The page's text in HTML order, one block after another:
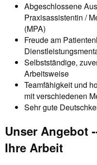
Abgeschlossene
Praxisassistentin /
(MPA)
Freude am
Selbstständige,
Arbeitsweise
Teamfähigkeit und
mit verschiedenen
Sehr gute
Unser Angebot
Ihre Arbeit